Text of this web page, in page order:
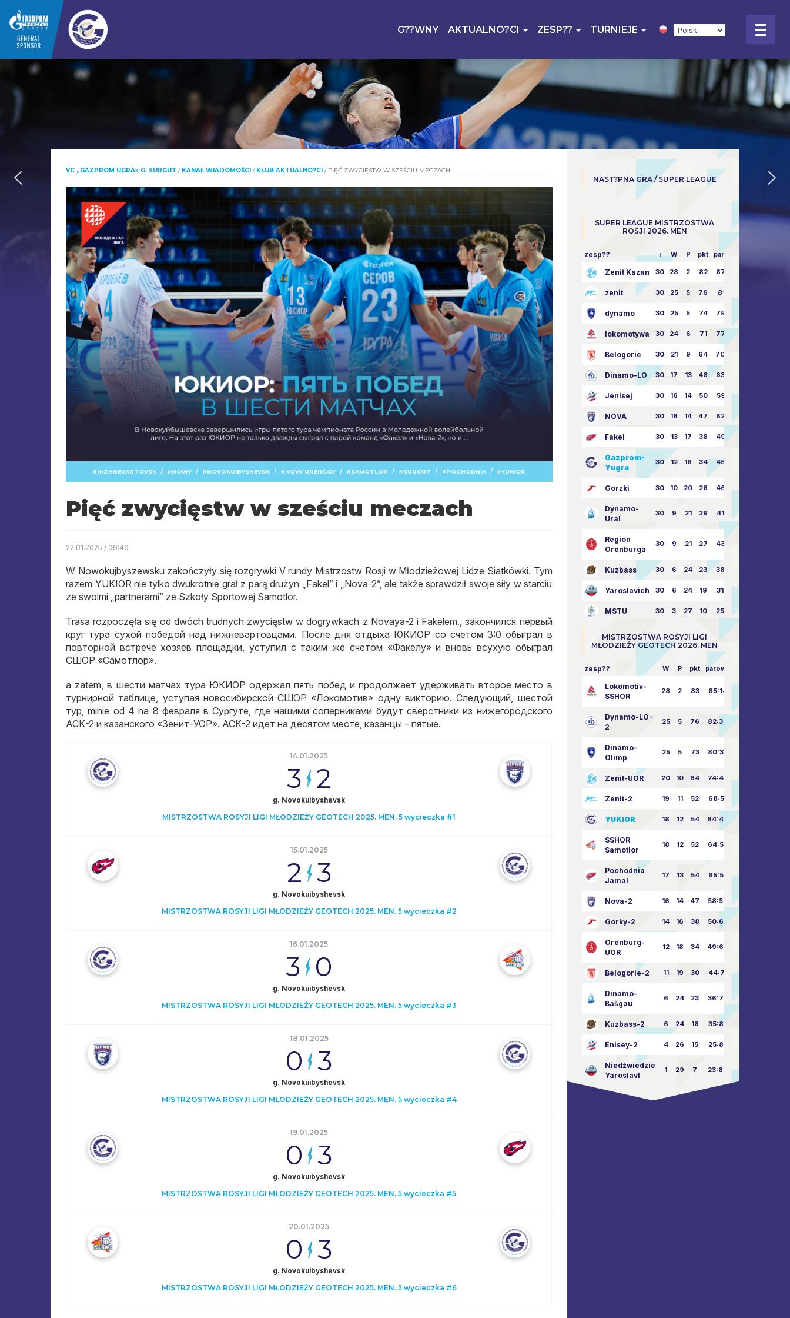
G??WNY AKTUALNO?CI ZESP?? TURNIEJE
VC „GAZPROM UGRA» G. SURGUT / KANAŁ WIADOMOŚCI / KLUB AKTUALNO?CI / PIĘĆ ZWYCIĘSTW W SZEŚCIU MECZACH
NIZHNEVARTOVSK / NOWY / NOVOKUIBYSHEVSK / NOVY URENGOY / SAMOTLOR / SURGUT / POCHODNIA / YUKIOR
Pięć zwycięstw w sześciu meczach
22.01.2025 / 09:40
W Nowokujbyszewsku zakończyły się rozgrywki V rundy Mistrzostw Rosji w Młodzieżowej Lidze Siatkówki. Tym
razem YUKIOR nie tylko dwukrotnie grał z parą drużyn „Fakel” i „Nova-2”, ale także sprawdził swoje siły w starciu
ze swoimi „partnerami” ze Szkoły Sportowej Samotlor.
Trasa rozpoczęła się od dwóch trudnych zwycięstw w dogrywkach z Novaya-2 i Fakelem.,закончился первый
круг тура сухой победой над нижневартовцами. После дня отдыха ЮКИОР со счетом 3:0обыграл в
повторной встрече хозяев площадки, уступил с таким же счетом «Факелу» и вновь всухую обыграл
СШОР «Самотлор».
a zatem,в шести матчах тура ЮКИОР одержал пять побед и продолжает удерживать второе место в
турнирной таблице, уступая новосибирской СШОР «Локомотив» одну викторию.Следующий, шестой
тур, minie od 4 na 8 февраля в Сургуте, где нашими соперниками будут сверстники из нижегородского
АСК-2 и казанского «Зенит-УОР». АСК-2 идет на десятом месте, казанцы – пятые.
14.01.2025
3 2
g. Novokuibyshevsk
MISTRZOSTWA ROSYJI LIGI MŁODZIEŻY GEOTECH 2025. MEN. 5 wycieczka #1
15.01.2025
2 3
g. Novokuibyshevsk
MISTRZOSTWA ROSYJI LIGI MŁODZIEŻY GEOTECH 2025. MEN. 5 wycieczka #2
16.01.2025
3 0
g. Novokuibyshevsk
MISTRZOSTWA ROSYJI LIGI MŁODZIEŻY GEOTECH 2025. MEN. 5 wycieczka #3
18.01.2025
0 3
g. Novokuibyshevsk
MISTRZOSTWA ROSYJI LIGI MŁODZIEŻY GEOTECH 2025. MEN. 5 wycieczka #4
19.01.2025
0 3
g. Novokuibyshevsk
MISTRZOSTWA ROSYJI LIGI MŁODZIEŻY GEOTECH 2025. MEN. 5 wycieczka #5
20.01.2025
0 3
g. Novokuibyshevsk
MISTRZOSTWA ROSYJI LIGI MŁODZIEŻY GEOTECH 2025. MEN. 5 wycieczka #6
NAST?PNA GRA / SUPER LEAGUE
SUPER LEAGUE MISTRZOSTWA
ROSJI 2026. MEN
zesp?? i W P pkt parowy
Zenit Kazan 30 28 2 82 87:24
zenit 30 25 5 76 81:21
dynamo 30 25 5 74 79:26
lokomotywa 30 24 6 71 77:33
Belogorie 30 21 9 64 70:40
Dinamo-LO 30 17 13 48 63:57
Jenisej 30 16 14 50 59:53
NOVA 30 16 14 47 62:58
Fakel 30 13 17 38 49:62
Gazprom-
Yugra
30 12 18 34 45:63
Gorzki 30 10 20 28 46:73
Dynamo-
Ural
30 9 21 29 41:70
Region
Orenburga
30 9 21 27 43:73
Kuzbass 30 6 24 23 38:76
Yaroslavich 30 6 24 19 31:80
MSTU 30 3 27 10 25:87
MISTRZOSTWA ROSYJI LIGI
MŁODZIEŻY GEOTECH 2026. MEN
zesp?? W P pkt parowy
Lokomotiv-
SSHOR
28 2 83 85:14
Dynamo-LO-
2
25 5 76 82:30
Dinamo-
Olimp
25 5 73 80:32
Zenit-UOR 20 10 64 74:43
Zenit-2 19 11 52 68:51
YUKIOR 18 12 54 64:46
SSHOR
Samotlor
18 12 52 64:50
Pochodnia
Jamal
17 13 54 65:52
Nova-2 16 14 47 58:57
Gorky-2 14 16 38 50:63
Orenburg-
UOR
12 18 34 49:67
Belogorie-2 11 19 30 44:71
Dinamo-
Bašgau
6 24 23 36:75
Kuzbass-2 6 24 18 35:82
Enisey-2 4 26 15 25:82
Niedźwiedzie
Yaroslavl
1 29 7 23:87